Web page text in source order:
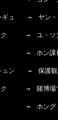
ギュ →　ヤン・
→　ユ・ソン
→　ホン課長
ュン →　保護観
→　賭博場マ
ホングィ（